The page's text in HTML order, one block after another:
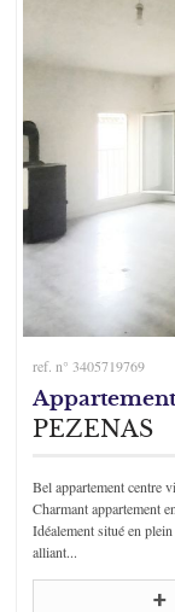
ref. n° 3405719769
Appartement
PEZENAS
Bel appartement centre
Charmant appartement
Idéalement situé en
alliant...